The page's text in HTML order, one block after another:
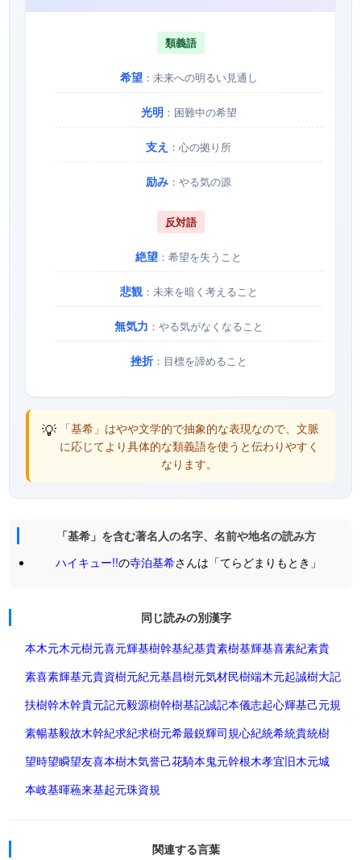
類義語
希望：未来への明るい見通し
光明 ：困難中の希望
支え ：心の拠り所
励み ：やる気の源
反対語
絶望 ：希望を失うこと
悲観：未来を暗く考えること
無気力 ：やる気がなくなること
挫折：目標を諦めること
💡 「基希」はやや文学的で抽象的な表現なので、文脈
に応じてより具体的な類義語を使うと伝わりやすく
なります。
「基希」を含む著名人の名字、名前や地名の読み方
ハイキュー!!の寺泊基希さんは「てらどまりもとき」
同じ読みの別漢字
本木元木元樹元喜元輝基樹幹基紀基貴素樹基輝基喜素紀素貴
素喜素輝基元貴資樹元紀元基昌樹元気材民樹端木元起誠樹大記
扶樹幹木幹貴元記元毅源樹幹樹基記誠記本儀志起心輝基己元規
素暢基毅故木幹紀求紀求樹元希最鋭輝司規心紀統希統貴統樹
望時望瞬望友喜本樹木気誉己花騎本鬼元幹根木孝宜旧木元城
本岐基暉蘓来基起元珠資規
関連する言葉